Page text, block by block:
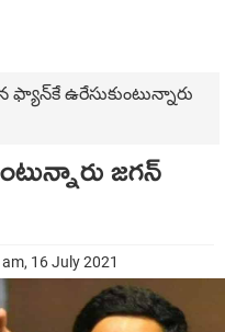
ఫ్యాన్‌కే ఉరేసుకుంటున్నారు
జ‌గ‌న్
16 July 2021